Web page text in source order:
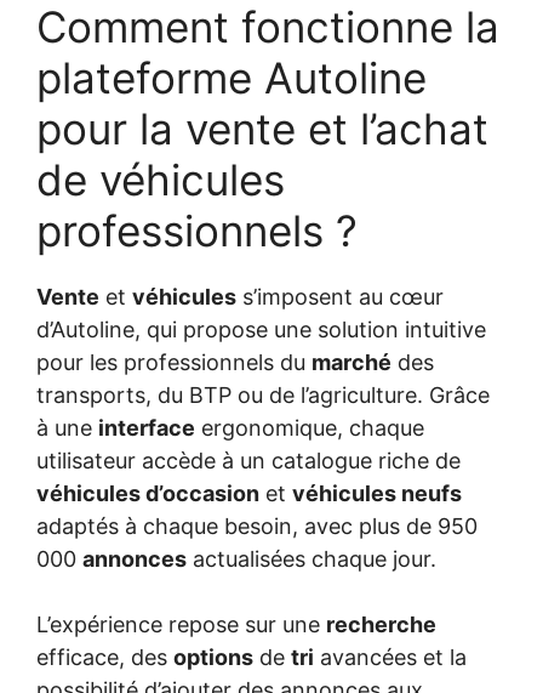
Comment fonctionne la
plateforme Autoline
pour la vente et l’achat
de véhicules
professionnels ?
Vente et véhicules s’imposent au cœur
d’Autoline, qui propose une solution intuitive
pour les professionnels du marché des
transports, du BTP ou de l’agriculture. Grâce
à une interface ergonomique, chaque
utilisateur accède à un catalogue riche de
véhicules d’occasion et véhicules neufs
adaptés à chaque besoin, avec plus de 950
000 annonces actualisées chaque jour.
L’expérience repose sur une recherche
efficace, des options de tri avancées et la